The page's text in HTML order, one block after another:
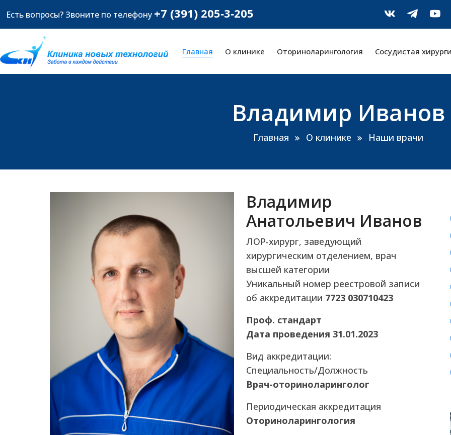
Есть вопросы? Звоните по телефону +7 (391) 205‑3‑205
Главная О клинике Оториноларингология Сосудистая
Владимир Иванов
Главная О клинике Наши врачи
Владимир
Анатольевич Иванов
ЛОР-хирург, заведующий
хирургическим отделением, врач
высшей категории
Уникальный номер реестровой записи
об аккредитации 7723 030710423
Проф. стандарт
Дата проведения 31.01.2023
Вид аккредитации:
Специальность/Должность
Врач-оториноларинголог
Периодическая аккредитация
Оториноларингология